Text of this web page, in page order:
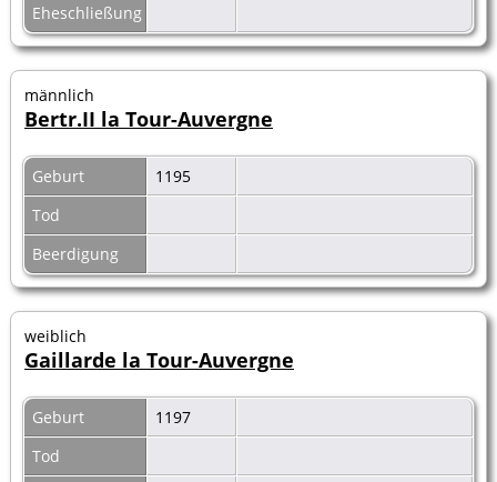
Eheschließung
männlich
Bertr.II la Tour-Auvergne
Geburt
1195
Tod
Beerdigung
weiblich
Gaillarde la Tour-Auvergne
Geburt
1197
Tod